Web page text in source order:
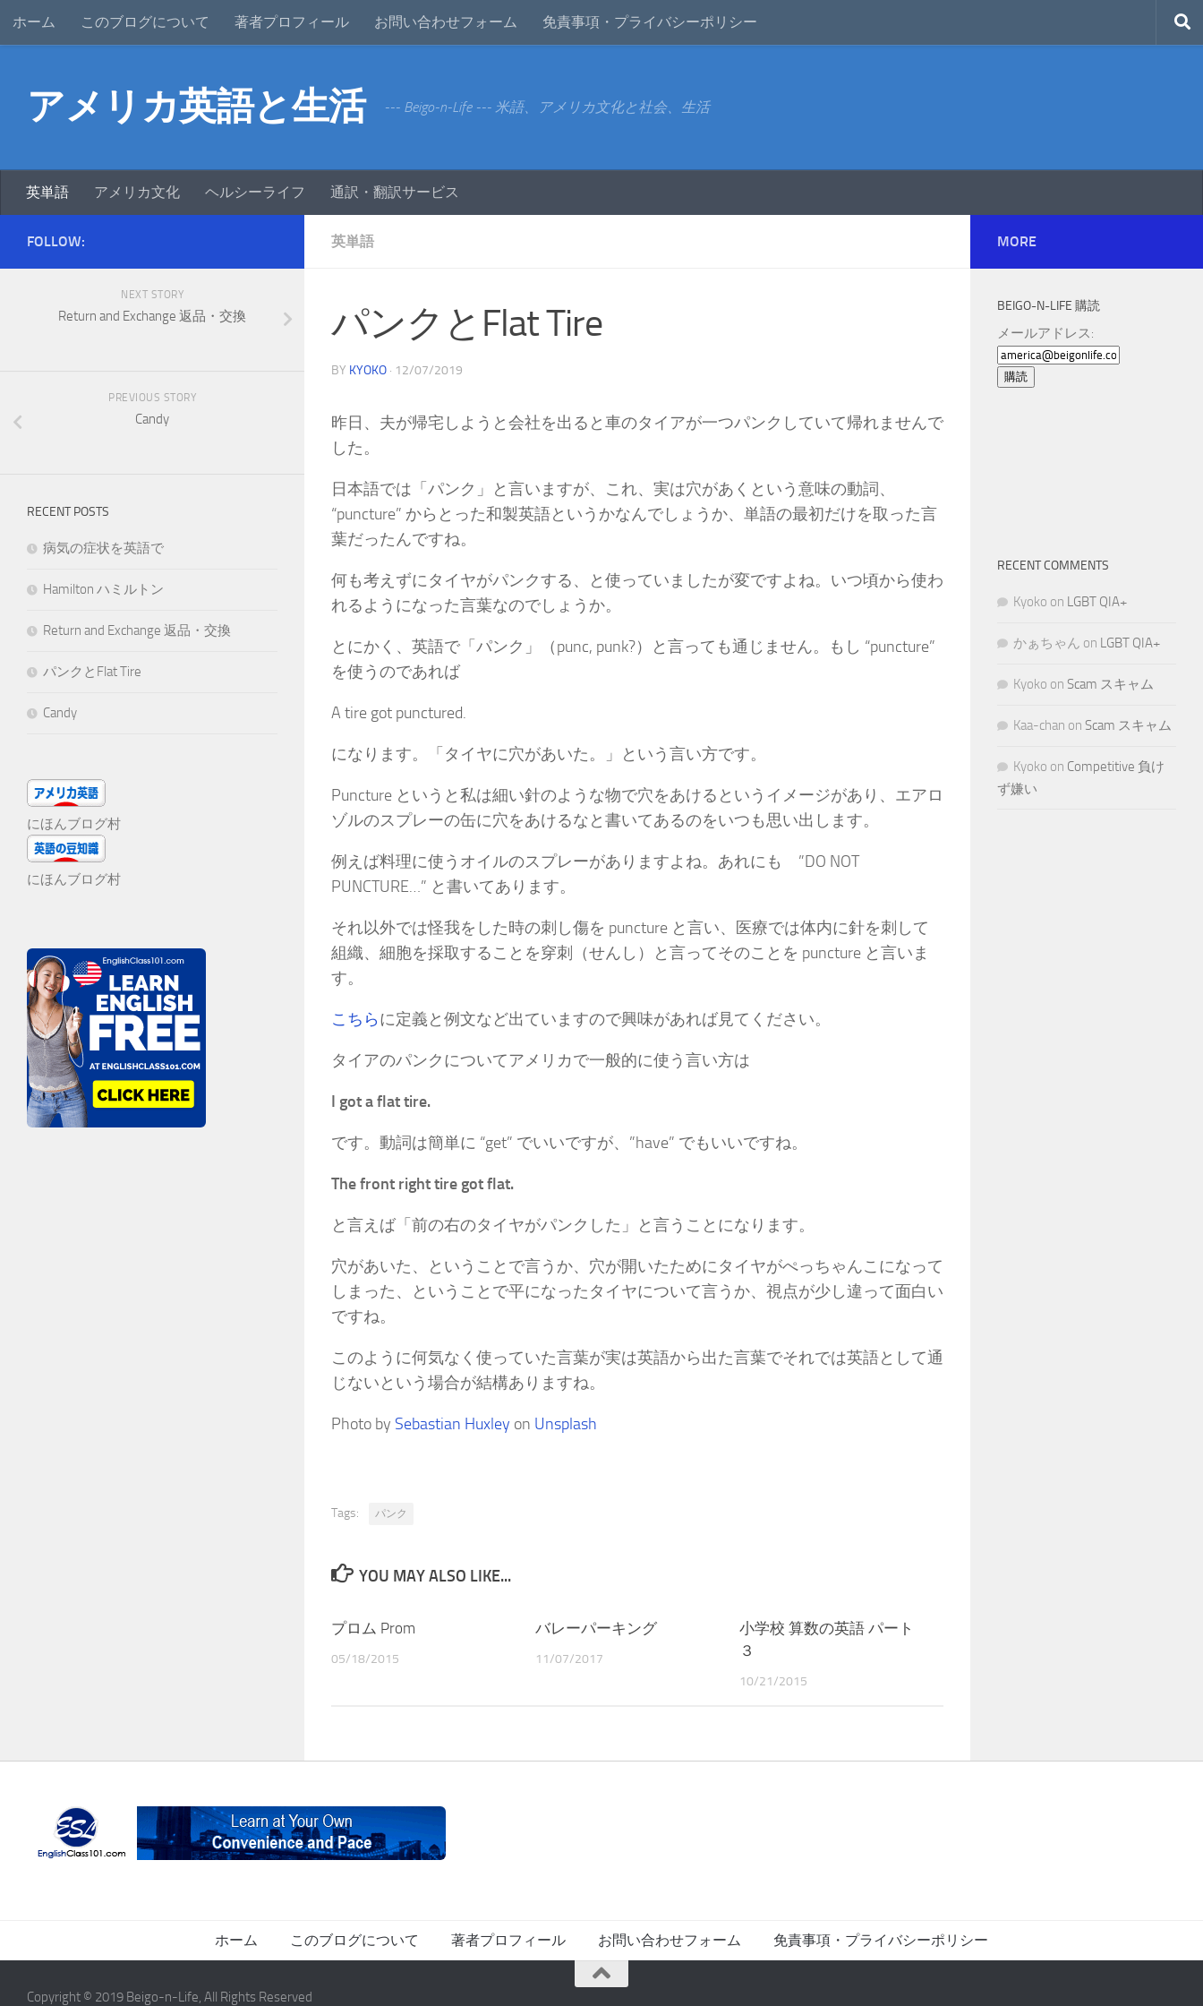
ホーム このブログについて 著者プロフィール お問い合わせフォーム 免責事項・プライバシーポリシー
アメリカ英語と生活 --- Beigo-n-Life --- 米語、アメリカ文化と社会、生活
英単語 アメリカ文化 ヘルシーライフ 通訳・翻訳サービス
英単語
パンクとFlat Tire
BY KYOKO · 12/07/2019
昨日、夫が帰宅しようと会社を出ると車のタイアが一つパンクしていて帰れませんで
した。
日本語では「パンク」と言いますが、これ、実は穴があくという意味の動詞、
“puncture” からとった和製英語というかなんでしょうか、単語の最初だけを取った言
葉だったんですね。
何も考えずにタイヤがパンクする、と使っていましたが変ですよね。いつ頃から使わ
れるようになった言葉なのでしょうか。
とにかく、英語で「パンク」（punc, punk?）と言っても通じません。もし “puncture”
を使うのであれば
A tire got punctured.
になります。「タイヤに穴があいた。」という言い方です。
Puncture というと私は細い針のような物で穴をあけるというイメージがあり、エアロ
ゾルのスプレーの缶に穴をあけるなと書いてあるのをいつも思い出します。
例えば料理に使うオイルのスプレーがありますよね。あれにも ”DO NOT
PUNCTURE…” と書いてあります。
それ以外では怪我をした時の刺し傷を puncture と言い、医療では体内に針を刺して
組織、細胞を採取することを穿刺（せんし）と言ってそのことを puncture と言いま
す。
こちらに定義と例文など出ていますので興味があれば見てください。
タイアのパンクについてアメリカで一般的に使う言い方は
I got a flat tire.
です。動詞は簡単に “get” でいいですが、”have” でもいいですね。
The front right tire got flat.
と言えば「前の右のタイヤがパンクした」と言うことになります。
穴があいた、ということで言うか、穴が開いたためにタイヤがぺっちゃんこになって
しまった、ということで平になったタイヤについて言うか、視点が少し違って面白い
ですね。
このように何気なく使っていた言葉が実は英語から出た言葉でそれでは英語として通
じないという場合が結構ありますね。
Photo by Sebastian Huxley on Unsplash
Tags: パンク
YOU MAY ALSO LIKE...
プロム Prom
05/18/2015
バレーパーキング
11/07/2017
小学校 算数の英語 パート
３
10/21/2015
FOLLOW:
NEXT STORY
Return and Exchange 返品・交換
PREVIOUS STORY
Candy
RECENT POSTS
病気の症状を英語で
Hamilton ハミルトン
Return and Exchange 返品・交換
パンクとFlat Tire
Candy
にほんブログ村
にほんブログ村
MORE
BEIGO-N-LIFE 購読
メールアドレス:
RECENT COMMENTS
Kyoko on LGBT QIA+
かぁちゃん on LGBT QIA+
Kyoko on Scam スキャム
Kaa-chan on Scam スキャム
Kyoko on Competitive 負け
ず嫌い
ホーム このブログについて 著者プロフィール お問い合わせフォーム 免責事項・プライバシーポリシー
Copyright © 2019 Beigo-n-Life, All Rights Reserved